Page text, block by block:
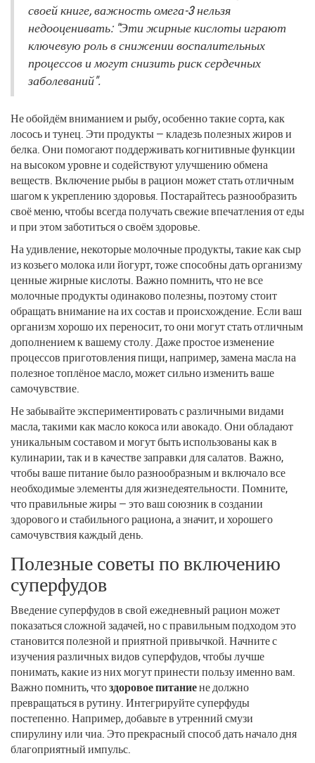
своей книге, важность омега-3 нельзя
недооценивать: "Эти жирные кислоты играют
ключевую роль в снижении воспалительных
процессов и могут снизить риск сердечных
заболеваний".
Не обойдём вниманием и рыбу, особенно такие сорта, как
лосось и тунец. Эти продукты — кладезь полезных жиров и
белка. Они помогают поддерживать когнитивные функции
на высоком уровне и содействуют улучшению обмена
веществ. Включение рыбы в рацион может стать отличным
шагом к укреплению здоровья. Постарайтесь разнообразить
своё меню, чтобы всегда получать свежие впечатления от еды
и при этом заботиться о своём здоровье.
На удивление, некоторые молочные продукты, такие как сыр
из козьего молока или йогурт, тоже способны дать организму
ценные жирные кислоты. Важно помнить, что не все
молочные продукты одинаково полезны, поэтому стоит
обращать внимание на их состав и происхождение. Если ваш
организм хорошо их переносит, то они могут стать отличным
дополнением к вашему столу. Даже простое изменение
процессов приготовления пищи, например, замена масла на
полезное топлёное масло, может сильно изменить ваше
самочувствие.
Не забывайте экспериментировать с различными видами
масла, такими как масло кокоса или авокадо. Они обладают
уникальным составом и могут быть использованы как в
кулинарии, так и в качестве заправки для салатов. Важно,
чтобы ваше питание было разнообразным и включало все
необходимые элементы для жизнедеятельности. Помните,
что правильные жиры — это ваш союзник в создании
здорового и стабильного рациона, а значит, и хорошего
самочувствия каждый день.
Полезные советы по включению
суперфудов
Введение суперфудов в свой ежедневный рацион может
показаться сложной задачей, но с правильным подходом это
становится полезной и приятной привычкой. Начните с
изучения различных видов суперфудов, чтобы лучше
понимать, какие из них могут принести пользу именно вам.
Важно помнить, чтоздоровое питаниене должно
превращаться в рутину. Интегрируйте суперфуды
постепенно. Например, добавьте в утренний смузи
спирулину или чиа. Это прекрасный способ дать начало дня
благоприятный импульс.